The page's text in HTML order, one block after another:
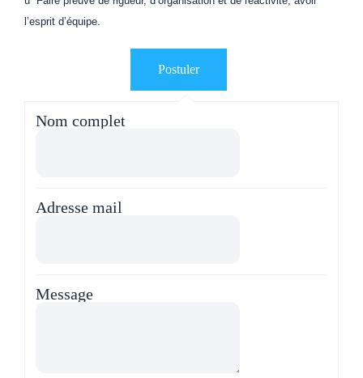
l’esprit d’équipe.
Nom complet
Adresse mail
Message